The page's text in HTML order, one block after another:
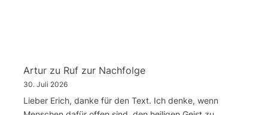
Artur zu Ruf zur Nachfolge
30. Juli 2026
Lieber Erich, danke für den Text. Ich denke, wenn